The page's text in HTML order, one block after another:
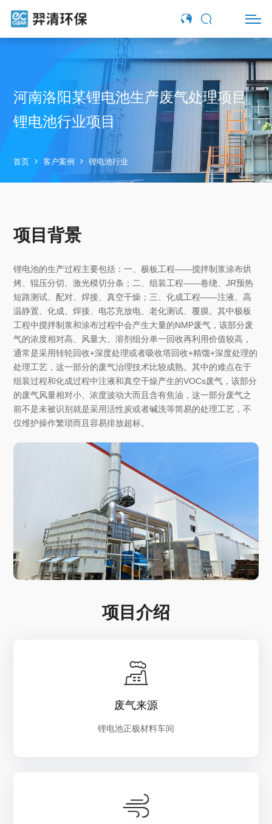
河南洛阳某锂电池生产废气处理项目
锂电池行业项目
首页 客户案例 锂电池行业
项目背景
锂电池的生产过程主要包括：一、极板工程——搅拌制浆涂布烘
烤、辊压分切、激光模切分条；二、组装工程——卷绕、JR预热
短路测试、配对、焊接、真空干燥；三、化成工程——注液、高
温静置、化成、焊接、电芯充放电、老化测试、覆膜。其中极板
工程中搅拌制浆和涂布过程中会产生大量的NMP废气，该部分废
气的浓度相对高、风量大、溶剂组分单一回收再利用价值较高，
通常是采用转轮回收+深度处理或者吸收塔回收+精馏+深度处理的
处理工艺，这一部分的废气治理技术比较成熟。其中的难点在于
组装过程和化成过程中注液和真空干燥产生的VOCs废气，该部分
的废气风量相对小、浓度波动大而且含有焦油，这一部分废气之
前不是未被识别就是采用活性炭或者碱洗等简易的处理工艺，不
仅维护操作繁琐而且容易排放超标。
项目介绍
废气来源
锂电池正极材料车间